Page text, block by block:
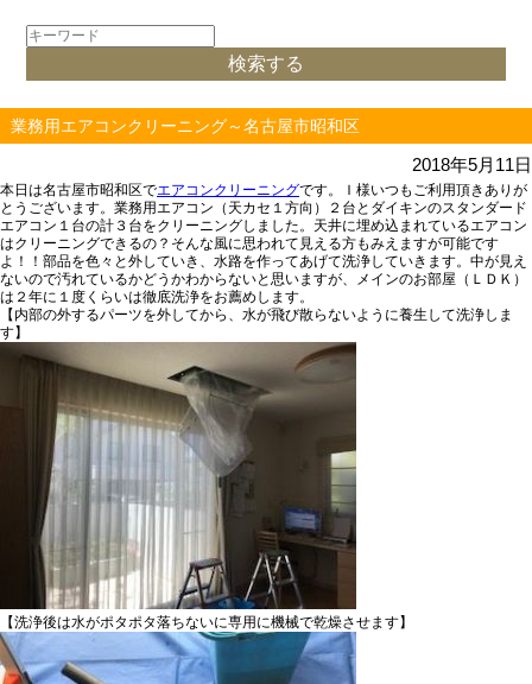
業務用エアコンクリーニング～名古屋市昭和区
2018年5月11日
本日は名古屋市昭和区でエアコンクリーニングです。Ｉ様いつもご利用頂きありが
とうございます。業務用エアコン（天カセ１方向）２台とダイキンのスタンダード
エアコン１台の計３台をクリーニングしました。天井に埋め込まれているエアコン
はクリーニングできるの？そんな風に思われて見える方もみえますが可能です
よ！！部品を色々と外していき、水路を作ってあげて洗浄していきます。中が見え
ないので汚れているかどうかわからないと思いますが、メインのお部屋（ＬＤＫ）
は２年に１度くらいは徹底洗浄をお薦めします。
【内部の外するパーツを外してから、水が飛び散らないように養生して洗浄しま
す】
【洗浄後は水がポタポタ落ちないに専用に機械で乾燥させます】